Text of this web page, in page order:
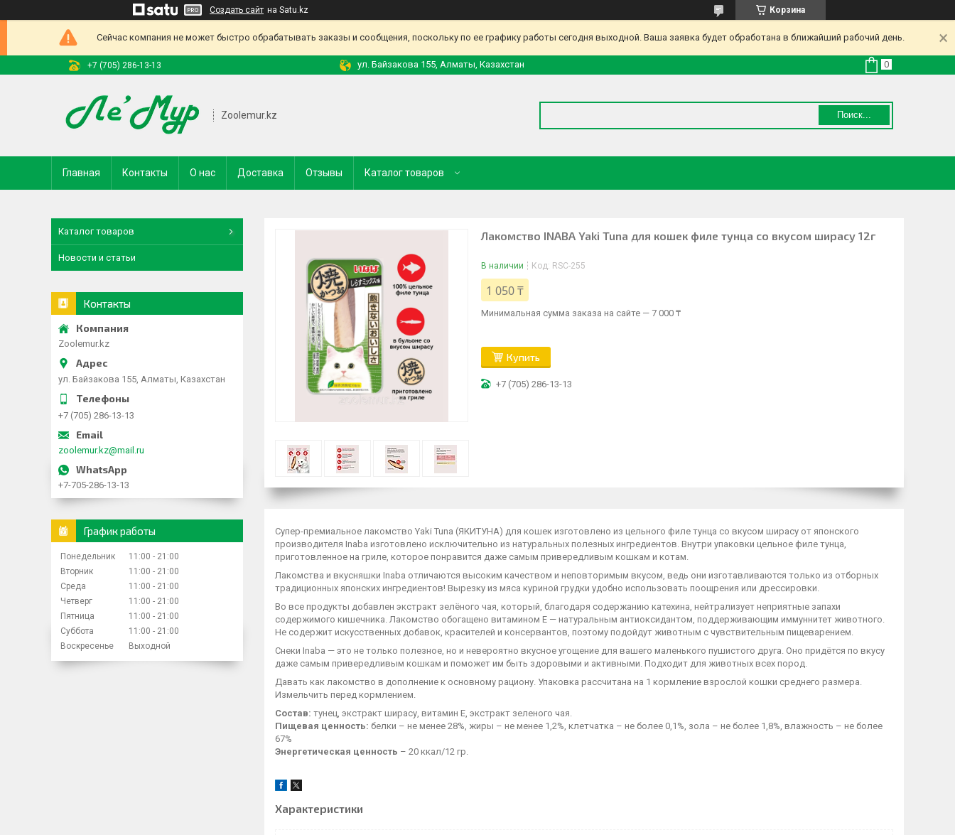
Создать сайт на Satu.kz Корзина
Сейчас компания не может быстро обрабатывать заказы и сообщения, поскольку по ее графику работы сегодня выходной. Ваша заявка будет обработана в ближайший рабочий день.
+7 (705) 286-13-13 ул. Байзакова 155, Алматы, Казахстан
Zoolemur.kz Поиск...
Главная Контакты О нас Доставка Отзывы Каталог товаров
Лакомство INABA Yaki Tuna для кошек филе тунца со вкусом ширасу 12г
В наличии Код: RSC-255
1 050 ₸
Минимальная сумма заказа на сайте — 7 000 ₸
Купить
+7 (705) 286-13-13
Супер-премиальное лакомство Yaki Tuna (ЯКИТУНА) для кошек изготовлено из цельного филе тунца со вкусом ширасу от японского
производителя Inaba изготовлено исключительно из натуральных полезных ингредиентов. Внутри упаковки цельное филе тунца,
приготовленное на гриле, которое понравится даже самым привередливым кошкам и котам.
Лакомства и вкусняшки Inaba отличаются высоким качеством и неповторимым вкусом, ведь они изготавливаются только из отборных
традиционных японских ингредиентов! Вырезку из мяса куриной грудки удобно использовать поощрения или дрессировки.
Во все продукты добавлен экстракт зелёного чая, который, благодаря содержанию катехина, нейтрализует неприятные запахи
содержимого кишечника. Лакомство обогащено витамином Е — натуральным антиоксидантом, поддерживающим иммуннитет животного.
Не содержит искусственных добавок, красителей и консервантов, поэтому подойдут животным с чувствительным пищеварением.
Снеки Inaba — это не только полезное, но и невероятно вкусное угощение для вашего маленького пушистого друга. Оно придётся по вкусу
даже самым привередливым кошкам и поможет им быть здоровыми и активными. Подходит для животных всех пород.
Давать как лакомство в дополнение к основному рациону. Упаковка рассчитана на 1 кормление взрослой кошки среднего размера.
Измельчить перед кормлением.
Состав: тунец, экстракт ширасу, витамин Е, экстракт зеленого чая.
Пищевая ценность: белки – не менее 28%, жиры – не менее 1,2%, клетчатка – не более 0,1%, зола – не более 1,8%, влажность – не более
67%
Энергетическая ценность – 20 ккал/12 гр.
Характеристики
Каталог товаров
Новости и статьи
Контакты
Zoolemur.kz
ул. Байзакова 155, Алматы, Казахстан
+7 (705) 286-13-13
zoolemur.kz@mail.ru
+7-705-286-13-13
График работы
Понедельник 11:00
21:00
Вторник
11:00
21:00
Среда
11:00
21:00
Четверг
11:00
21:00
Пятница
11:00
21:00
Суббота
11:00
21:00
Воскресенье
Выходной